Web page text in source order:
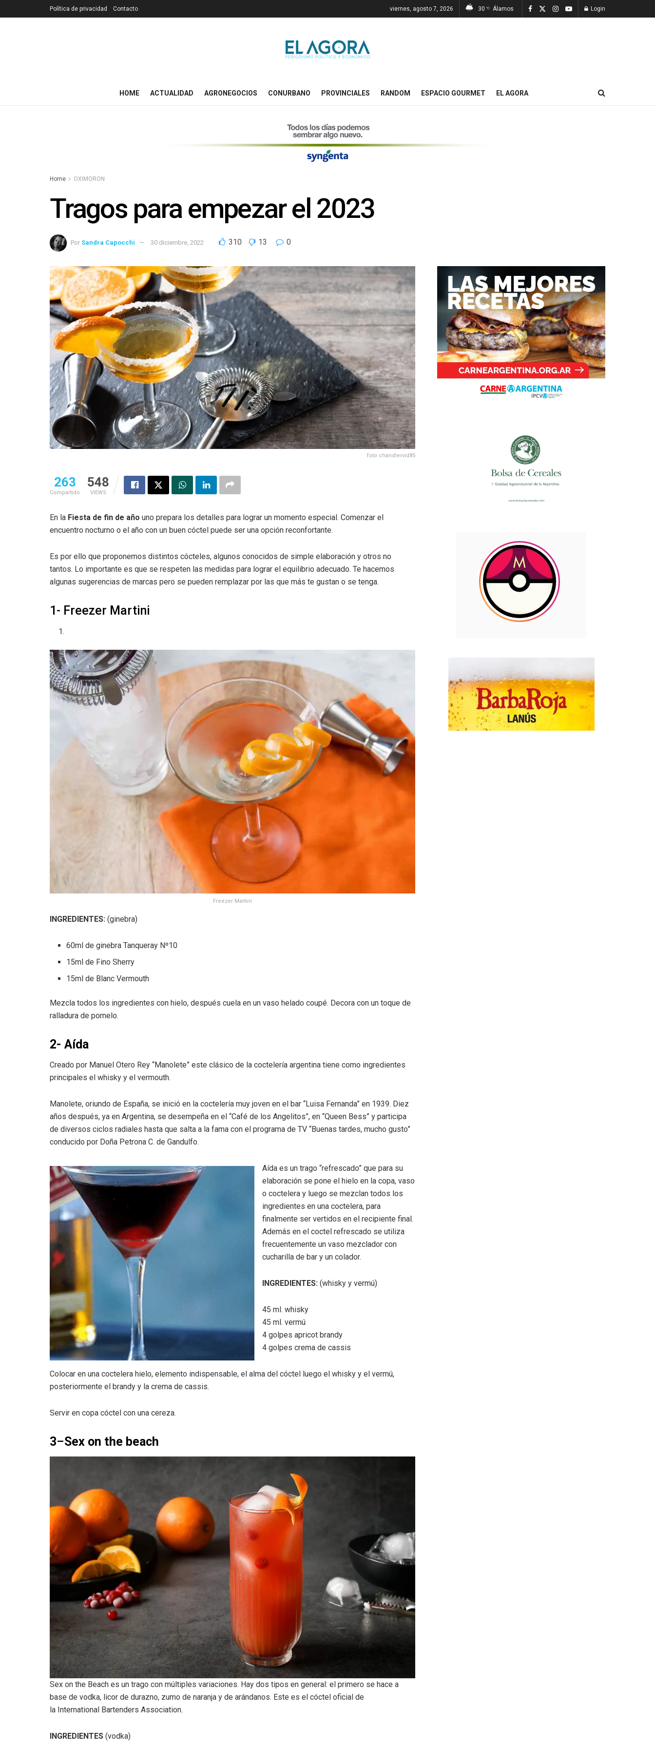
Política de privacidad Contacto viernes, agosto 7, 2026 30 °C Álamos Login
HOME ACTUALIDAD AGRONEGOCIOS CONURBANO PROVINCIALES RANDOM ESPACIO GOURMET EL AGORA
Home OXIMORON
Tragos para empezar el 2023
Por Sandra Capocchi 30 diciembre, 2022 310 13 0
foto chandlervid85
263
Compartido
548
VIEWS
En la Fiesta de fin de año uno prepara los detalles para lograr un momento especial. Comenzar el
encuentro nocturno o el año con un buen cóctel puede ser una opción reconfortante.
Es por ello que proponemos distintos cócteles, algunos conocidos de simple elaboración y otros no
tantos. Lo importante es que se respeten las medidas para lograr el equilibrio adecuado. Te hacemos
algunas sugerencias de marcas pero se pueden remplazar por las que más te gustan o se tenga.
1- Freezer Martini
Freezer Martini
INGREDIENTES: (ginebra)
60ml de ginebra Tanqueray Nº10
15ml de Fino Sherry
15ml de Blanc Vermouth
Mezcla todos los ingredientes con hielo, después cuela en un vaso helado coupé. Decora con un toque de
ralladura de pomelo.
2- Aída
Creado por Manuel Otero Rey “Manolete” este clásico de la coctelería argentina tiene como ingredientes
principales el whisky y el vermouth.
Manolete, oriundo de España, se inició en la coctelería muy joven en el bar “Luisa Fernanda” en 1939. Diez
años después, ya en Argentina, se desempeña en el “Café de los Angelitos”, en “Queen Bess” y participa
de diversos ciclos radiales hasta que salta a la fama con el programa de TV “Buenas tardes, mucho gusto”
conducido por Doña Petrona C. de Gandulfo.
Aída es un trago “refrescado” que para su
elaboración se pone el hielo en la copa, vaso
o coctelera y luego se mezclan todos los
ingredientes en una coctelera, para
finalmente ser vertidos en el recipiente final.
Además en el coctel refrescado se utiliza
frecuentemente un vaso mezclador con
cucharilla de bar y un colador.
INGREDIENTES: (whisky y vermú)
45 ml. whisky
45 ml. vermú
4 golpes apricot brandy
4 golpes crema de cassis
Colocar en una coctelera hielo, elemento indispensable, el alma del cóctel luego el whisky y el vermú,
posteriormente el brandy y la crema de cassis.
Servir en copa cóctel con una cereza.
3–Sex on the beach
Sex on the Beach es un trago con múltiples variaciones. Hay dos tipos en general: el primero se hace a
base de vodka, licor de durazno, zumo de naranja y de arándanos. Este es el cóctel oficial de
la International Bartenders Association.
INGREDIENTES (vodka)